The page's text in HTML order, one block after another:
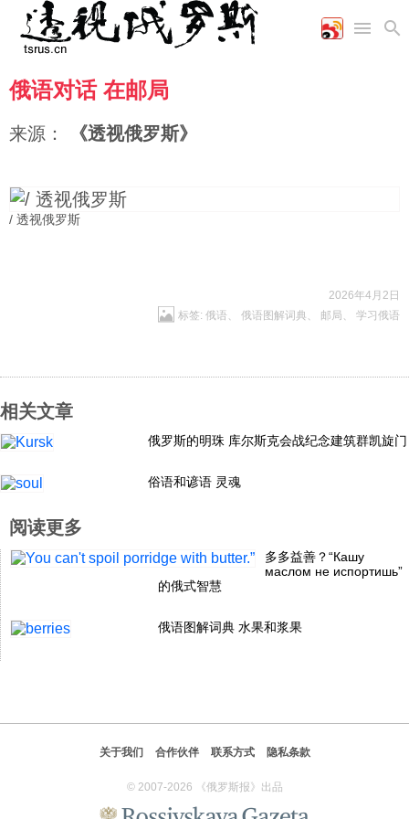
首页
国际
时政
空军
海军
经济
财经
商业
农业
科技
社会
文化
文艺
教育
旅游
图片新闻
高清图片
图表
俄语对话 在邮局
来源： 《透视俄罗斯》
/ 透视俄罗斯
2026年4月2日
标签: 俄语、 俄语图解词典 、 邮局 、 学习俄语
相关文章
俄罗斯的明珠 库尔斯克会战纪念建筑群凯旋门
俗语和谚语 灵魂
阅读更多
多多益善？“Кашу
маслом не испортишь”
的俄式智慧
俄语图解词典 水果和浆果
关于我们 合作伙伴 联系方式 隐私条款
© 2007-2026 《俄罗斯报》出品